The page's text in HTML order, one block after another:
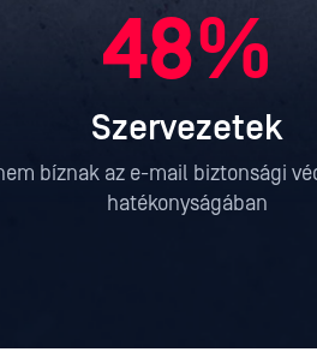
48%
Szervezetek
bíznak az e-mail biztonsági
hatékonyságában